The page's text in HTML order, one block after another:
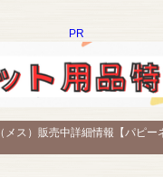
PR
メス）販売中詳細情報【パピー